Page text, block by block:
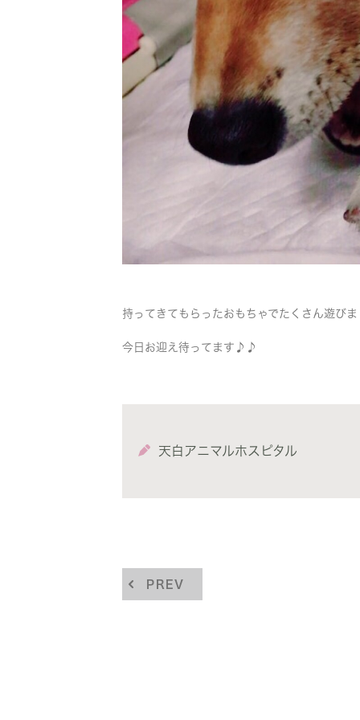
持ってきてもらったおもちゃでたくさん遊び
今日お迎え待ってます♪♪
天白アニマルホスピタル
PREV